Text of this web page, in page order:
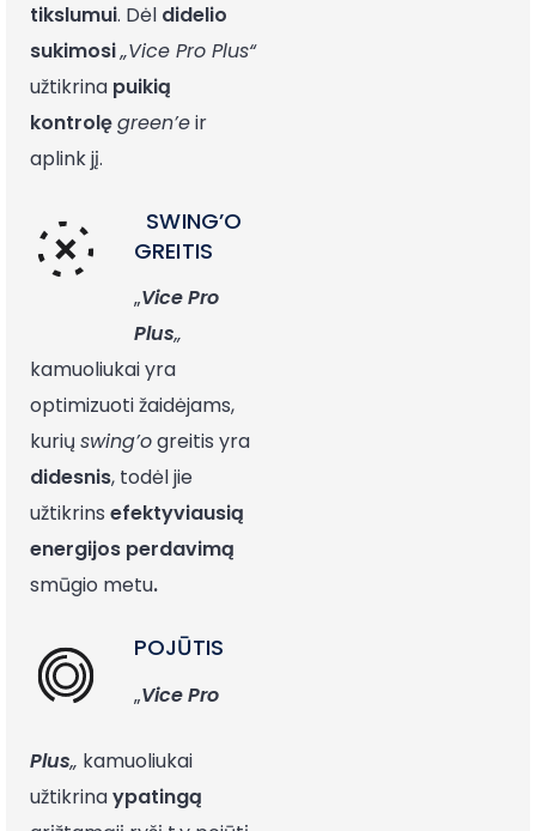
tikslumui. Dėl didelio
sukimosi„Vice Pro Plus“
užtikrina puikią
kontrolęgreen’eir
aplink jį.
SWING’O
GREITIS
„Vice Pro
Plus„
kamuoliukai yra
optimizuoti žaidėjams,
kurių swing’ogreitis yra
didesnis, todėl jie
užtikrins efektyviausią
energijos perdavimą
smūgio metu.
POJŪTIS
„Vice Pro
Plus„ kamuoliukai
užtikrinaypatingą